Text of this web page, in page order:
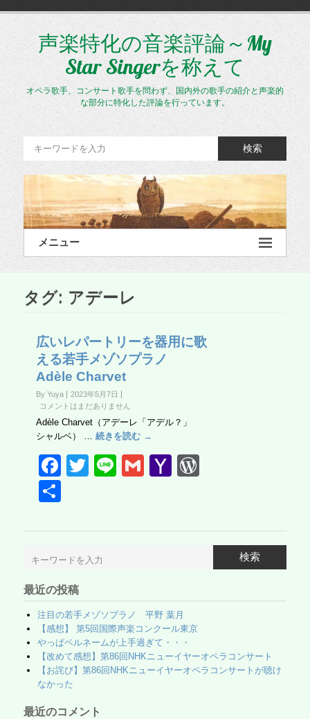
ス
声楽特化の音楽評論～My
Star Singerを称えて
オペラ歌手、コンサート歌手を問わず、国内外の歌手の紹介と声楽的
な部分に特化した評論を行っています。
検索
メニュー
タグ: アデーレ
広いレパートリーを器用に歌
える若手メゾソプラノ
Adèle Charvet
By Yuya
2023年5月7日
コメントはまだありません
Adèle Charvet（アデーレ「アデル？」
シャルベ） …続きを読む →
F
e
b
o
k
T
er
Li
G
Y
o
ail
Pr
ss
検索
最近の投稿
注目の若手メゾソプラノ 平野 葉月
【感想】 第5回国際声楽コンクール東京
やっぱベルネームが上手過ぎて・・・
【改めて感想】第86回NHKニューイヤーオペラコンサート
【お詫び】第86回NHKニューイヤーオペラコンサートが聴け
なかった
最近のコメント